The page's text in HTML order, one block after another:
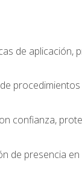
de aplicación,
confianza,
de presencia